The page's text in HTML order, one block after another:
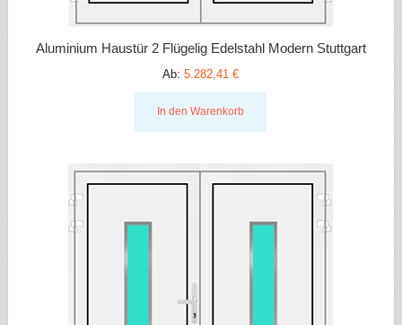
Aluminium Haustür 2 Flügelig Edelstahl Modern Stuttgart
Ab:5.282,41 €
In den Warenkorb